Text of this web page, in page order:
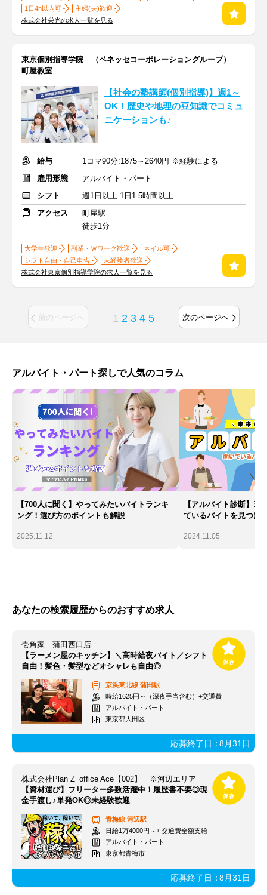
1日4h以内可
主婦(夫)歓迎
株式会社栄光の求人一覧を見る
東京個別指導学院 （ベネッセコーポレーショングループ）
町屋教室
【社会の塾講師(個別指導)】週1～
OK！歴史や地理の豆知識でコミュ
ニケーションも♪
給与
1コマ90分:1875～2640円 ※経験による
雇用形態
アルバイト・パート
シフト
週1日以上 1日1.5時間以上
アクセス
町屋駅
徒歩1分
大学生歓迎 副業・Ｗワーク歓迎
ネイル可
シフト自由・自己申告
未経験者歓迎
株式会社東京個別指導学院の求人一覧を見る
前のページへ 1 2 3 4 5 次のページへ
アルバイト・パート探しで人気のコラム
【700人に聞く】やってみたいバイトランキ
ング！選び方のポイントも解説
2025.11.12
【アルバイト診断】
ているバイトを見つけ
2024.11.05
あなたの検索履歴からのおすすめ求人
壱角家 蒲田西口店
【ラーメン屋のキッチン】＼高時給夜バイト／シフト
自由！髪色・髪型などオシャレも自由◎
京浜東北線 蒲田駅
時給1625円～（深夜手当含む）+交通費
アルバイト・パート
東京都大田区
応募終了日：8月31日
株式会社Plan Z_office Ace【002】 ※河辺エリア
【資材運び】フリーター多数活躍中！履歴書不要◎現
金手渡し♪単発OK◎未経験歓迎
青梅線 河辺駅
日給1万4000円～+ 交通費全額支給
アルバイト・パート
東京都青梅市
応募終了日：8月31日